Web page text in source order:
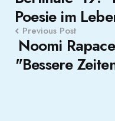
Poesie im
Previous Post
Noomi
"Bessere